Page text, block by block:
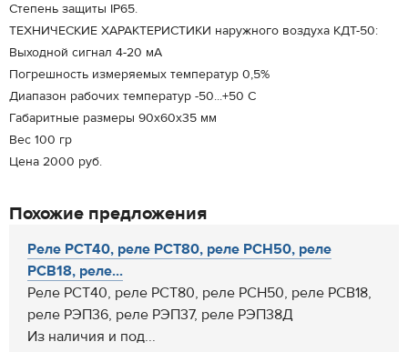
Степень защиты IP65.
ТЕХНИЧЕСКИЕ ХАРАКТЕРИСТИКИ наружного воздуха КДТ-50:
Выходной сигнал 4-20 мА
Погрешность измеряемых температур 0,5%
Диапазон рабочих температур -50...+50 С
Габаритные размеры 90х60х35 мм
Вес 100 гр
Цена 2000 руб.
Похожие предложения
Реле РСТ40, реле РСТ80, реле РСН50, реле
РСВ18, реле...
Реле РСТ40, реле РСТ80, реле РСН50, реле РСВ18,
реле РЭП36, реле РЭП37, реле РЭП38Д
Из наличия и под...